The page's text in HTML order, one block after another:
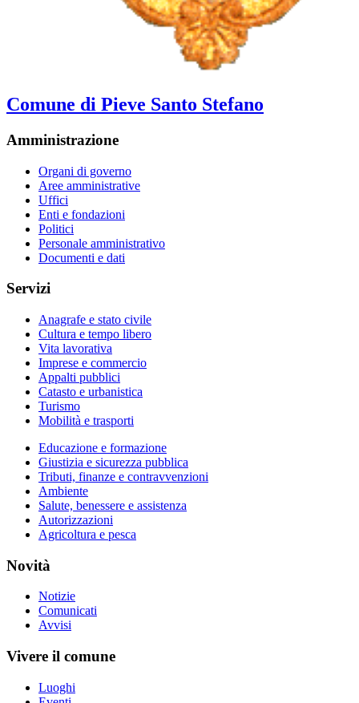
Comune di Pieve Santo Stefano
Amministrazione
Organi di governo
Aree amministrative
Uffici
Enti e fondazioni
Politici
Personale amministrativo
Documenti e dati
Servizi
Anagrafe e stato civile
Cultura e tempo libero
Vita lavorativa
Imprese e commercio
Appalti pubblici
Catasto e urbanistica
Turismo
Mobilità e trasporti
Educazione e formazione
Giustizia e sicurezza pubblica
Tributi, finanze e contravvenzioni
Ambiente
Salute, benessere e assistenza
Autorizzazioni
Agricoltura e pesca
Novità
Notizie
Comunicati
Avvisi
Vivere il comune
Luoghi